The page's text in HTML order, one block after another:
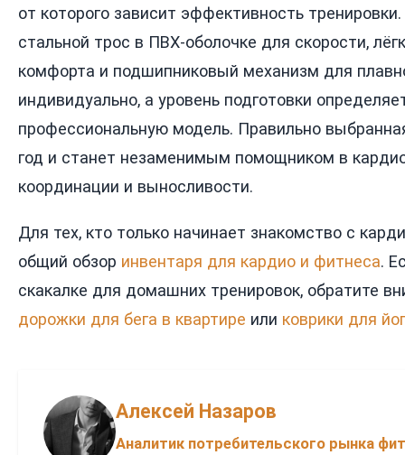
от которого зависит эффективность
стальной трос в ПВХ-оболочке для скорости,
комфорта и подшипниковый механизм для
индивидуально, а уровень подготовки
профессиональную модель. Правильно
год и станет незаменимым помощником в
координации и выносливости.
Для тех, кто только начинает знакомство с
общий обзор инвентаря для кардио и фитнеса.
скакалке для домашних тренировок, обратите
дорожки для бега в квартире или коврики для
Алексей Назаров
Аналитик потребительского рынка